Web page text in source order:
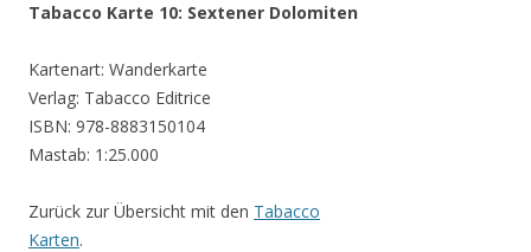
Tabacco Karte 10: Sextener Dolomiten
Kartenart: Wanderkarte
Verlag: Tabacco Editrice
ISBN: 978-8883150104
Mastab: 1:25.000
Zurück zur Übersicht mit den Tabacco
Karten.